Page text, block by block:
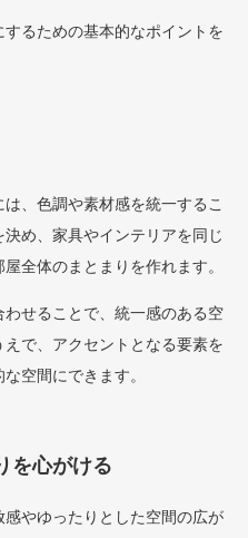
るための基本的なポイントを
、色調や素材感を統一するこ
め、家具やインテリアを同じ
全体のまとまりを作れます。
せることで、統一感のある空
で、アクセントとなる要素を
空間にできます。
を心がける
やゆったりとした空間の広が